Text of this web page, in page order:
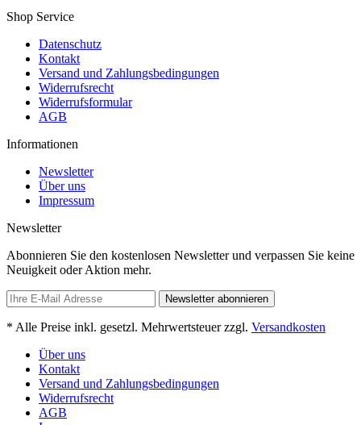
Shop Service
Datenschutz
Kontakt
Versand und Zahlungsbedingungen
Widerrufsrecht
Widerrufsformular
AGB
Informationen
Newsletter
Über uns
Impressum
Newsletter
Abonnieren Sie den kostenlosen Newsletter und verpassen Sie keine
Neuigkeit oder Aktion mehr.
Newsletter abonnieren
* Alle Preise inkl. gesetzl. Mehrwertsteuer zzgl. Versandkosten
Über uns
Kontakt
Versand und Zahlungsbedingungen
Widerrufsrecht
AGB